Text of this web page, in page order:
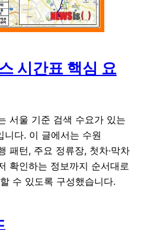
시간표 핵심 요
서울 기준 검색 수요가 있는
다. 이 글에서는 수원
패턴, 주요 정류장, 첫차·막차
확인하는 정보까지 순서대로
수 있도록 구성했습니다.